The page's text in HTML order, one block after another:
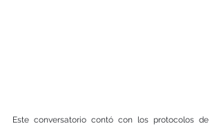
Este conversatorio contó con los protocolos de